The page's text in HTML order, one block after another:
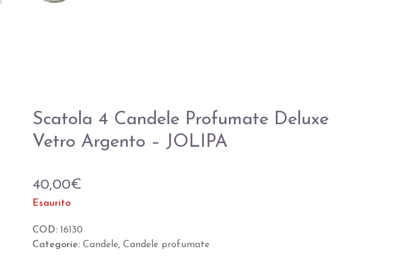
Scatola 4 Candele Profumate Deluxe
Vetro Argento – JOLIPA
40,00€
Esaurito
COD:
16130
Categorie: Candele, Candele profumate